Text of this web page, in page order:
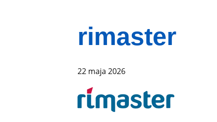
rimaster
22 maja 2026